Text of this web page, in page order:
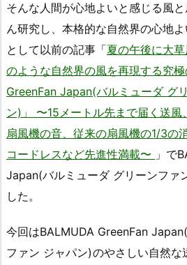
そんな人間が心地よいと感じる風
ん研究し、本格的な自然界の心地
として以前の記事「夏の午後に大
のような自然界の風を再現する究
GreenFan Japan(バルミューダ グ
ン)」 〜15メートル先まで届く送
扇風機の音、従来の扇風機の1/3の
コードレスなど先進性満載〜 」で
Japan(バルミューダ グリーンファ
した。
今回はBALMUDA GreenFan
ファン ジャパン)のやさしい自然な